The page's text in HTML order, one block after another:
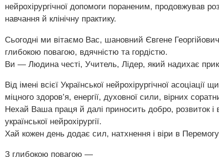
нейрохірургічної допомоги пораненим, продовжував
навчання й клінічну практику.
Сьогодні ми вітаємо Вас, шановний Євгене
глибокою повагою, вдячністю та гордістю.
Ви — Людина честі, Учитель, Лідер, який надихає
Від імені всієї Української нейрохірургічної
міцного здоров’я, енергії, духовної сили, вірних
Нехай Ваша праця й далі приносить добро, розвиток і
української нейрохірургії.
Хай кожен день додає сил, натхнення і віри в
З глибокою повагою —